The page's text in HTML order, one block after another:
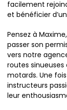
facilement
et bénéficier
Pensez à
passer son
vers notre
routes
motards. Une
instructeurs
leur